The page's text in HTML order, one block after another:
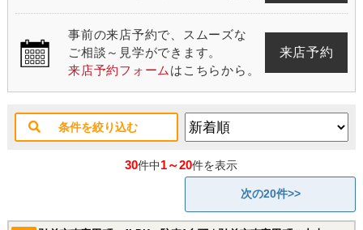
事前の来店予約で、スムーズな
ご相談～見学ができます。
来店予約フォーム はこちらから。
来店予約
条件を絞り込む
30件中1～20件を表示
次の20件>>